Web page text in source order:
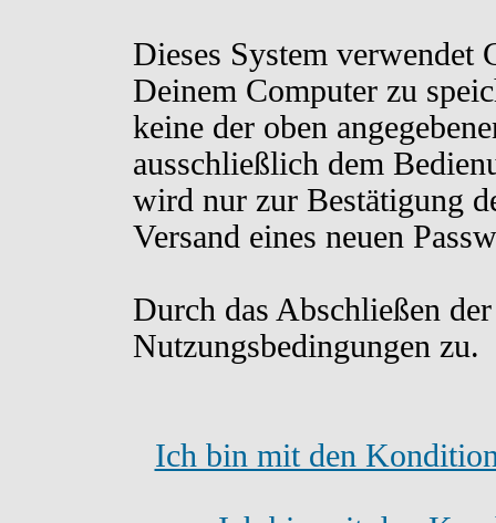
Dieses System verwendet
Deinem Computer zu
keine der oben
ausschließlich dem
wird nur zur Bestätigung
Versand eines neuen
Durch das Abschließen
Nutzungsbedingungen zu.
Ich bin mit den